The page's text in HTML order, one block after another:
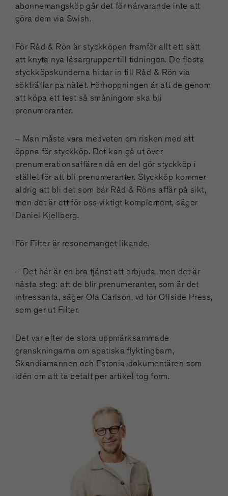
abonnemangsköp går det för närvarande inte att
göra dem via Swish.
För Råd & Rön är styckköpen framför allt ett sätt
att knyta nya läsargrupper till tidningen. De flesta
styckköpskunderna hittar in till Råd & Rön via
sökträffar på nätet. Förhoppningen är att de genom
att köpa ett test så småningom ska bli
prenumeranter.
– Man måste vara medveten om risken med att
öppna för styckköp. Det kan gå ut över
prenumerationsaffären då en del gör styckköp i
stället för att bli prenumeranter. Styckköp kommer
aldrig att bli det som bär Råd & Röns affär på sikt,
men det är ett för oss viktigt komplement, säger
Daniel Kjellberg.
För Filter är resonemanget likande.
– Det här är en bra tjänst att erbjuda, men det är
nästa steg: att de blir prenumeranter, som är det
intressanta, säger Ola Carlson, vd för Offside Press,
som ger ut Filter.
Det var efter de stora uppmärksammade
granskningarna om apatiska flyktingbarn,
Skandiamannen och Estonia-dokumentären som
idén om att ta betalt per artikel tog form.